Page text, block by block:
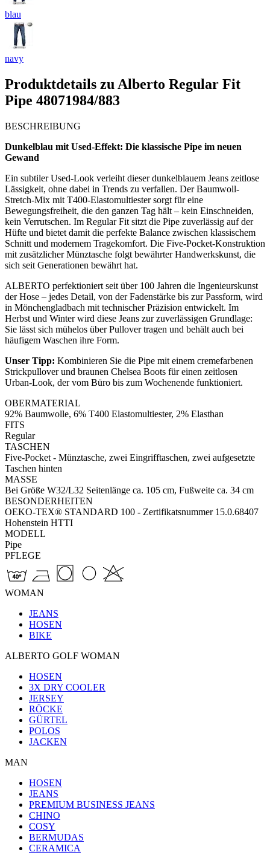
blau
navy
Produktdetails zu Alberto Regular Fit
Pipe 48071984/883
BESCHREIBUNG
Dunkelblau mit Used-Effekt: Die klassische Pipe im neuen
Gewand
Ein subtiler Used-Look verleiht dieser dunkelblauem Jeans zeitlose
Lässigkeit, ohne dabei in Trends zu verfallen. Der Baumwoll-
Stretch-Mix mit T400-Elastomultiester sorgt für eine
Bewegungsfreiheit, die den ganzen Tag hält – kein Einschneiden,
kein Verrutschen. Im Regular Fit sitzt die Pipe zuverlässig auf der
Hüfte und bietet damit die perfekte Balance zwischen klassischem
Schnitt und modernem Tragekomfort. Die Five-Pocket-Konstruktion
mit zusätzlicher Münztasche folgt bewährter Handwerkskunst, die
sich seit Generationen bewährt hat.
ALBERTO perfektioniert seit über 100 Jahren die Ingenieurskunst
der Hose – jedes Detail, von der Fadenstärke bis zur Passform, wird
in Mönchengladbach mit technischer Präzision entwickelt. Im
Herbst und Winter wird diese Jeans zur zuverlässigen Grundlage:
Sie lässt sich mühelos über Pullover tragen und behält auch bei
häufigem Waschen ihre Form.
Unser Tipp: Kombinieren Sie die Pipe mit einem cremefarbenen
Strickpullover und braunen Chelsea Boots für einen zeitlosen
Urban-Look, der vom Büro bis zum Wochenende funktioniert.
OBERMATERIAL
92% Baumwolle, 6% T400 Elastomultiester, 2% Elasthan
FITS
Regular
TASCHEN
Five-Pocket - Münztasche, zwei Eingrifftaschen, zwei aufgesetzte
Taschen hinten
MASSE
Bei Größe W32/L32 Seitenlänge ca. 105 cm, Fußweite ca. 34 cm
BESONDERHEITEN
OEKO-TEX® STANDARD 100 - Zertifikatsnummer 15.0.68407
Hohenstein HTTI
MODELL
Pipe
PFLEGE
WOMAN
JEANS
HOSEN
BIKE
ALBERTO GOLF WOMAN
HOSEN
3X DRY COOLER
JERSEY
RÖCKE
GÜRTEL
POLOS
JACKEN
MAN
HOSEN
JEANS
PREMIUM BUSINESS JEANS
CHINO
COSY
BERMUDAS
CERAMICA